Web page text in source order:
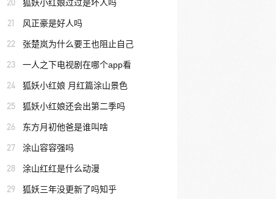
20 狐妖小红娘过过是坏人吗
21 风正豪是好人吗
22 张楚岚为什么要王也阻止自己
23 一人之下电视剧在哪个app看
24 狐妖小红娘 月红篇涂山景色
25 狐妖小红娘还会出第二季吗
26 东方月初他爸是谁叫啥
27 涂山容容强吗
28 涂山红红是什么动漫
29 狐妖三年没更新了吗知乎